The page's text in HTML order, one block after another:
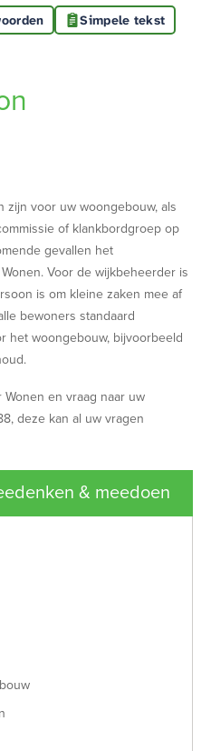
Simpele tekst
zijn voor uw woongebouw, als
of klankbordgroep op
gevallen het
Voor de wijkbeheerder is
is om kleine zaken mee af
bewoners standaard
het woongebouw, bijvoorbeeld
en vraag naar uw
deze kan al uw vragen
& meedoen